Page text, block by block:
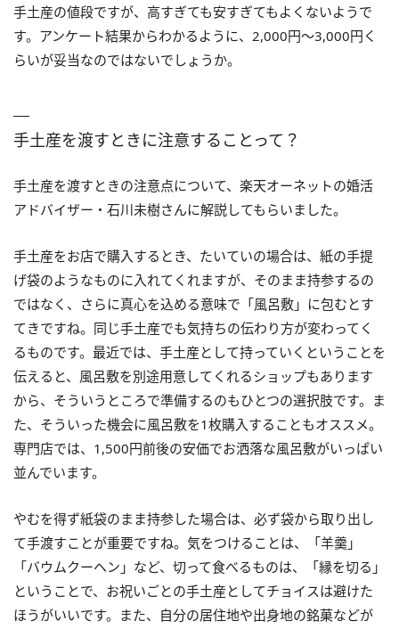
手土産の値段ですが、高すぎても安すぎてもよくないようで
す。アンケート結果からわかるように、2,000円～3,000円く
らいが妥当なのではないでしょうか。
手土産を渡すときに注意することって？
手土産を渡すときの注意点について、楽天オーネットの婚活
アドバイザー・石川未樹さんに解説してもらいました。
手土産をお店で購入するとき、たいていの場合は、紙の手提
げ袋のようなものに入れてくれますが、そのまま持参するの
ではなく、さらに真心を込める意味で「風呂敷」に包むとす
てきですね。同じ手土産でも気持ちの伝わり方が変わってく
るものです。最近では、手土産として持っていくということを
伝えると、風呂敷を別途用意してくれるショップもあります
から、そういうところで準備するのもひとつの選択肢です。ま
た、そういった機会に風呂敷を1枚購入することもオススメ。
専門店では、1,500円前後の安価でお洒落な風呂敷がいっぱい
並んでいます。
やむを得ず紙袋のまま持参した場合は、必ず袋から取り出し
て手渡すことが重要ですね。気をつけることは、「羊羹」
「バウムクーヘン」など、切って食べるものは、「縁を切る」
ということで、お祝いごとの手土産としてチョイスは避けた
ほうがいいです。また、自分の居住地や出身地の銘菓などが